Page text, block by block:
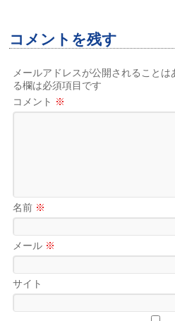
コメントを残す
メールアドレスが公開されることは
る欄は必須項目です
コメント ※
名前 ※
メール ※
サイト